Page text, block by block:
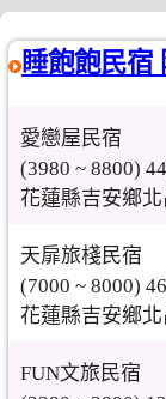
睡飽飽民宿
愛戀屋民宿
(3980 ~ 8800)
花蓮縣吉安鄉
天扉旅棧民宿
(7000 ~ 8000)
花蓮縣吉安鄉
FUN文旅民宿